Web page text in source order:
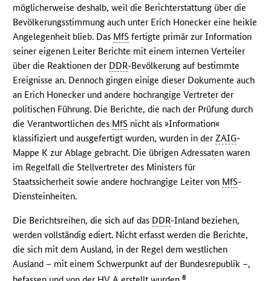
möglicherweise deshalb, weil die Berichterstattung über die
Bevölkerungsstimmung auch unter Erich Honecker eine heikle
Angelegenheit blieb. Das MfS fertigte primär zur Information
seiner eigenen Leiter Berichte mit einem internen Verteiler
über die Reaktionen der DDR-Bevölkerung auf bestimmte
Ereignisse an. Dennoch gingen einige dieser Dokumente auch
an Erich Honecker und andere hochrangige Vertreter der
politischen Führung. Die Berichte, die nach der Prüfung durch
die Verantwortlichen des MfS nicht als »Information«
klassifiziert und ausgefertigt wurden, wurden in derZAIG-
Mappe K zur Ablage gebracht. Die übrigen Adressaten waren
im Regelfall die Stellvertreter des Ministers für
Staatssicherheit sowie andere hochrangige Leiter von MfS-
Diensteinheiten.
Die Berichtsreihen, die sich auf das DDR-Inland beziehen,
werden vollständig ediert. Nicht erfasst werden die Berichte,
die sich mit dem Ausland, in der Regel dem westlichen
Ausland – mit einem Schwerpunkt auf der Bundesrepublik –,
8